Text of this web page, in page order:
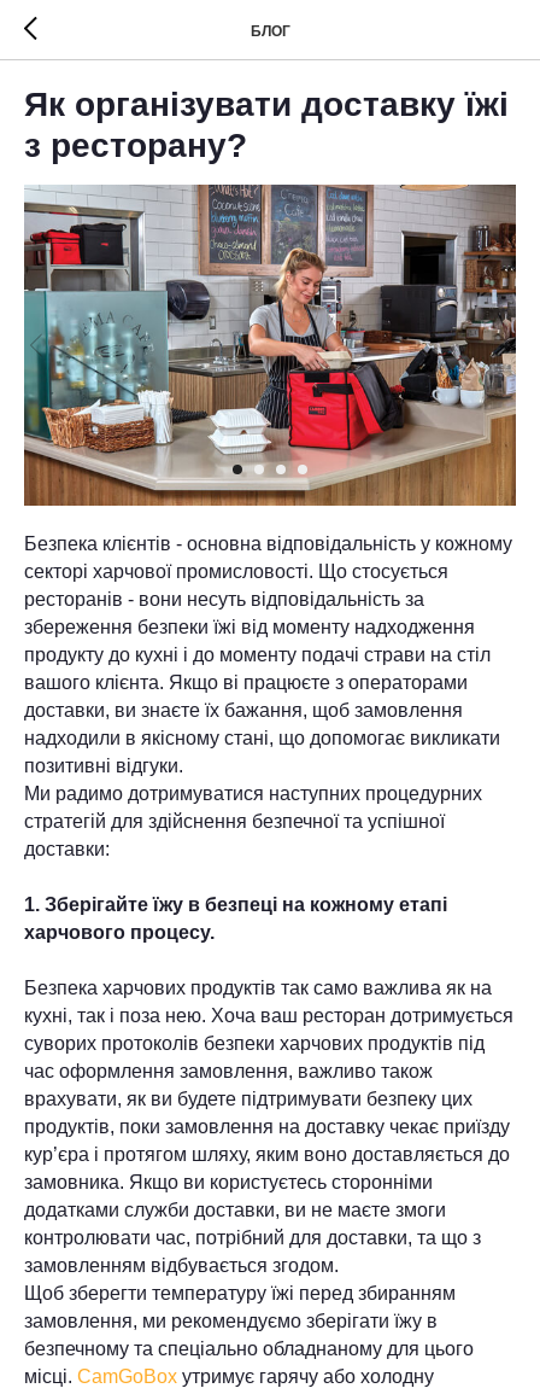
БЛОГ
Як організувати доставку їжі
з ресторану?
Безпека клієнтів - основна відповідальність у кожному
секторі харчової промисловості. Що стосується
ресторанів - вони несуть відповідальність за
збереження безпеки їжі від моменту надходження
продукту до кухні і до моменту подачі страви на стіл
вашого клієнта. Якщо ві працюєте з операторами
доставки, ви знаєте їх бажання, щоб замовлення
надходили в якісному стані, що допомогає викликати
позитивні відгуки.
Ми радимо дотримуватися наступних процедурних
стратегій для здійснення безпечної та успішної
доставки:
1. Зберігайте їжу в безпеці на кожному етапі
харчового процесу.
Безпека харчових продуктів так само важлива як на
кухні, так і поза нею. Хоча ваш ресторан дотримується
суворих протоколів безпеки харчових продуктів під
час оформлення замовлення, важливо також
врахувати, як ви будете підтримувати безпеку цих
продуктів, поки замовлення на доставку чекає приїзду
кур’єра і протягом шляху, яким воно доставляється до
замовника. Якщо ви користуєтесь сторонніми
додатками служби доставки, ви не маєте змоги
контролювати час, потрібний для доставки, та що з
замовленням відбувається згодом.
Щоб зберегти температуру їжі перед збиранням
замовлення, ми рекомендуємо зберігати їжу в
безпечному та спеціально обладнаному для цього
місці. CamGoBox утримує гарячу або холодну